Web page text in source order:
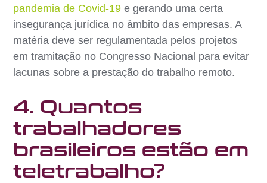
pandemia de Covid-19 e gerando uma certa
insegurança jurídica no âmbito das empresas. A
matéria deve ser regulamentada pelos projetos
em tramitação no Congresso Nacional para evitar
lacunas sobre a prestação do trabalho remoto.
4. Quantos
trabalhadores
brasileiros estão em
teletrabalho?